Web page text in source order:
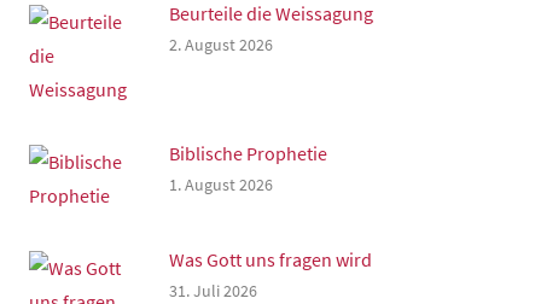
Beurteile die Weissagung
2. August 2026
Biblische Prophetie
1. August 2026
Was Gott uns fragen wird
31. Juli 2026